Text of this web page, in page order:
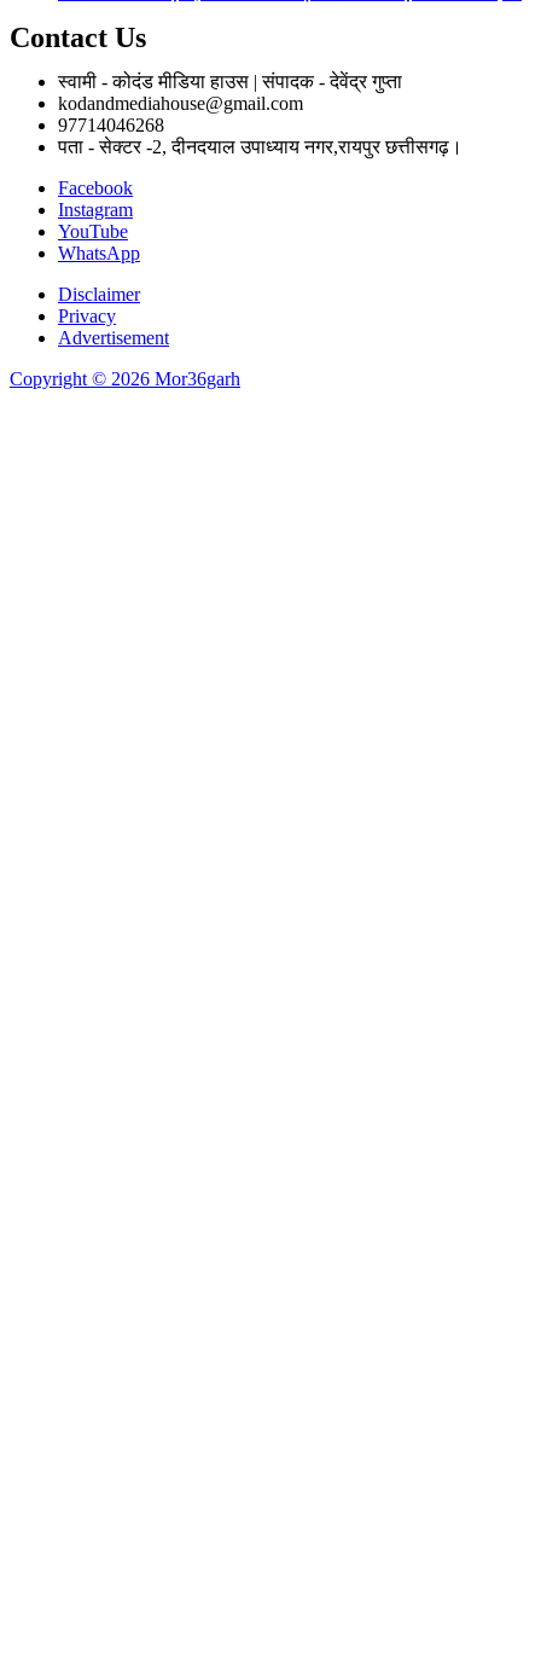
Contact Us
स्वामी - कोदंड मीडिया हाउस | संपादक - देवेंद्र गुप्ता
kodandmediahouse@gmail.com
97714046268
पता - सेक्टर -2, दीनदयाल उपाध्याय नगर,रायपुर छत्तीसगढ़।
Facebook
Instagram
YouTube
WhatsApp
Disclaimer
Privacy
Advertisement
Copyright © 2026 Mor36garh